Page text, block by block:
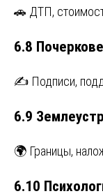
🚗 ДТП,
6.8
✍️ Подписи,
6.9
🌍 Границы,
6.10